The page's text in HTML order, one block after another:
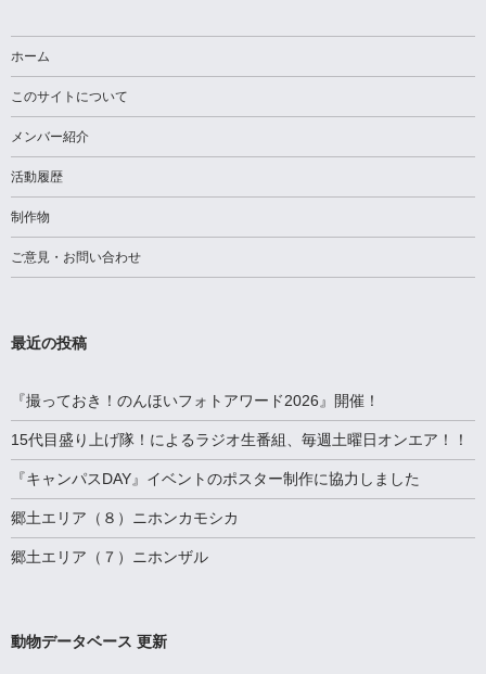
ョ
ン
ホーム
このサイトについて
メンバー紹介
活動履歴
制作物
ご意見・お問い合わせ
最近の投稿
『撮っておき！のんほいフォトアワード2026』開催！
15代目盛り上げ隊！によるラジオ生番組、毎週土曜日オンエア！！
『キャンパスDAY』イベントのポスター制作に協力しました
郷土エリア（８）ニホンカモシカ
郷土エリア（７）ニホンザル
動物データベース 更新